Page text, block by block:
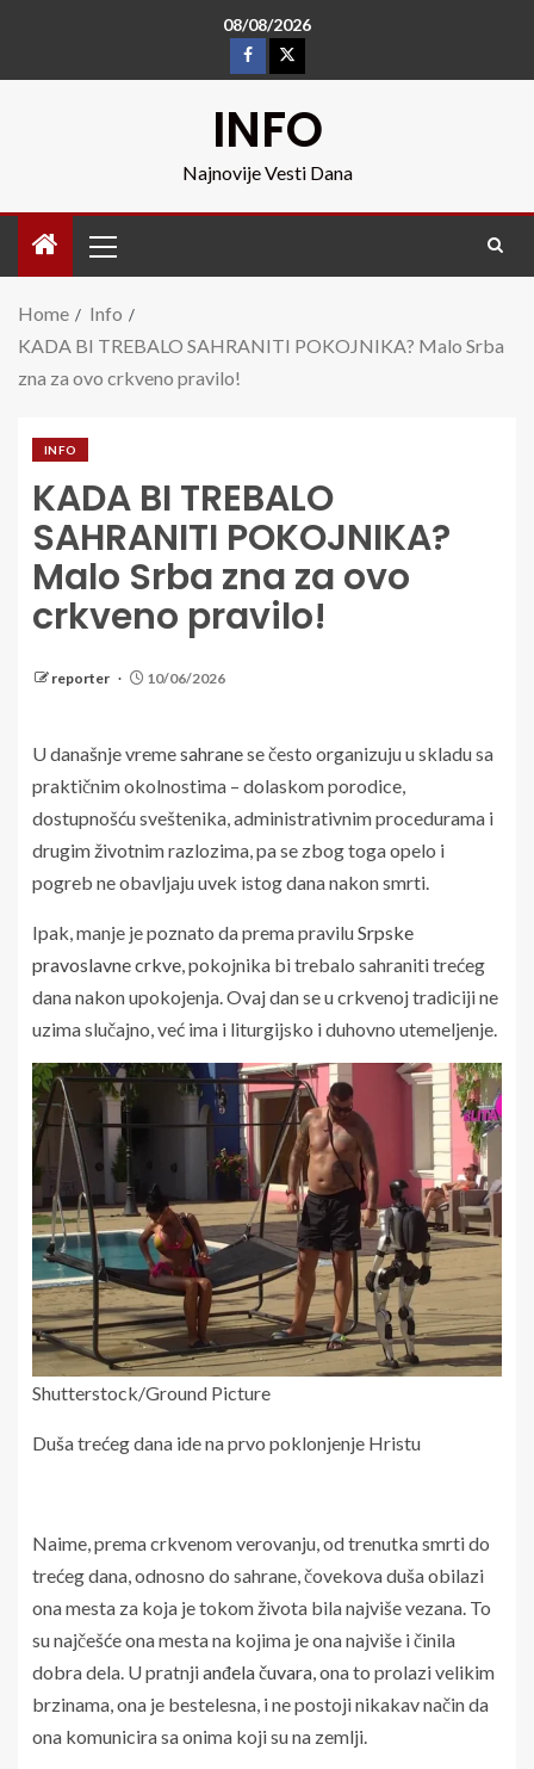
08/08/2026
INFO
Najnovije Vesti Dana
Home
Info
KADA BI TREBALO SAHRANITI POKOJNIKA? Malo Srba
zna za ovo crkveno pravilo!
INFO
KADA BI TREBALO
SAHRANITI POKOJNIKA?
Malo Srba zna za ovo
crkveno pravilo!
reporter 10/06/2026
U današnje vremesahranese često organizuju u skladu sa
praktičnim okolnostima – dolaskom porodice,
dostupnošću sveštenika, administrativnim procedurama i
drugim životnim razlozima, pa se zbog toga opelo i
pogreb ne obavljaju uvek istog dana nakon smrti.
Ipak, manje je poznato da prema praviluSrpske
pravoslavne crkve, pokojnika bi trebalo sahraniti trećeg
dana nakon upokojenja. Ovaj dan se u crkvenoj tradiciji ne
uzima slučajno, već ima i liturgijsko i duhovno utemeljenje.
Shutterstock/Ground Picture
Duša trećeg dana ide na prvo poklonjenje Hristu
Naime, prema crkvenom verovanju, od trenutka smrti do
trećeg dana, odnosno do sahrane, čovekova duša obilazi
ona mesta za koja je tokom života bila najviše vezana. To
su najčešće ona mesta na kojima je ona najviše i činila
dobra dela. U pratnjianđela čuvara,ona to prolazi velikim
brzinama, ona je bestelesna, i ne postoji nikakav način da
ona komunicira sa onima koji su na zemlji.